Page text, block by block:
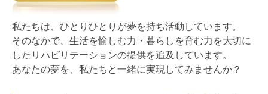
私たちは、ひとりひとりが夢を持ち活動しています。
そのなかで、生活を愉しむ力・暮らしを育む力を大切に
したリハビリテーションの提供を追及しています。
あなたの夢を、私たちと一緒に実現してみませんか？